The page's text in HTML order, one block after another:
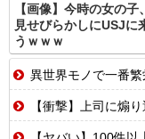
【画像】今時の女の子
見せびらかしにUSJに
うｗｗｗ
異世界モノで一番
【衝撃】上司に煽り運転され大事故「